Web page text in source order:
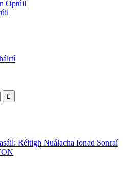
Optúil
Réitigh Nuálacha Ionad Sonraí